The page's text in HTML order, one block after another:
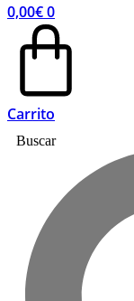
0,00€0
Carrito
Buscar